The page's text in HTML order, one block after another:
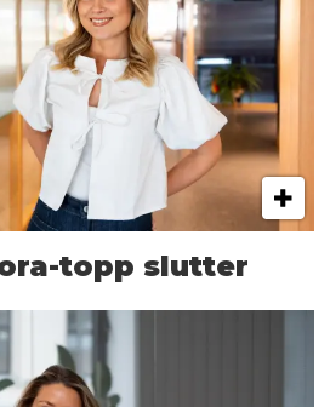
topp slutter